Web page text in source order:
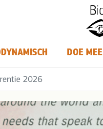
DOE MEE
2026